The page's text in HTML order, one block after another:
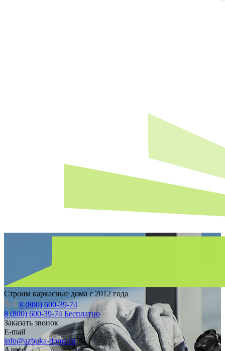
Строим каркасные дома с 2012 года
8 (800) 600-39-74
8 (800) 600-39-74 Бесплатно
Заказать звонок
E-mail
info@azbuka-doma.ru